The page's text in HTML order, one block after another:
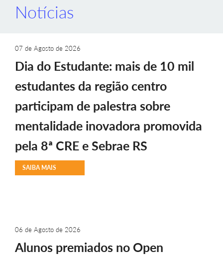
Notícias
07 de Agosto de 2026
Dia do Estudante: mais de 10 mil
estudantes da região centro
participam de palestra sobre
mentalidade inovadora promovida
pela 8ª CRE e Sebrae RS
SAIBA MAIS
06 de Agosto de 2026
Alunos premiados no Open